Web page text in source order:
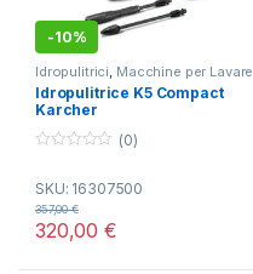
-10%
Idropulitrici Macchine per Lavare
e Pulire
Idropulitrice K5 Compact
Karcher
u
t
f
(0)
SKU: 16307500
320,00€
357,00€